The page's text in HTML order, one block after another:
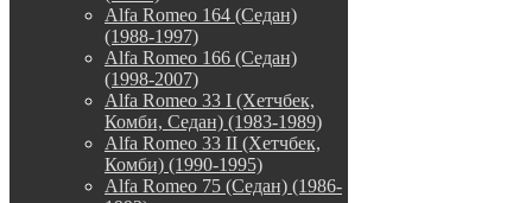
Alfa Romeo 164 (Седан)
(1988-1997)
Alfa Romeo 166 (Седан)
(1998-2007)
Alfa Romeo 33 I (Хетчбек,
Комби, Седан) (1983-1989)
Alfa Romeo 33 II (Хетчбек,
Комби) (1990-1995)
Alfa Romeo 75 (Седан) (1986-